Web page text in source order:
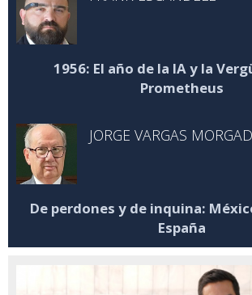
1956: El año de la IA y la
Prometheus
JORGE VARGAS
De perdones y de inquina:
España